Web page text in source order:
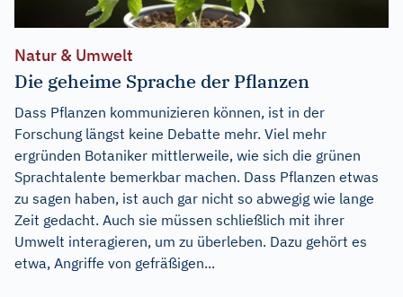
Natur & Umwelt
Die geheime Sprache der Pflanzen
Dass Pflanzen kommunizieren können, ist in der
Forschung längst keine Debatte mehr. Viel mehr
ergründen Botaniker mittlerweile, wie sich die grünen
Sprachtalente bemerkbar machen. Dass Pflanzen etwas
zu sagen haben, ist auch gar nicht so abwegig wie lange
Zeit gedacht. Auch sie müssen schließlich mit ihrer
Umwelt interagieren, um zu überleben. Dazu gehört es
etwa, Angriffe von gefräßigen...